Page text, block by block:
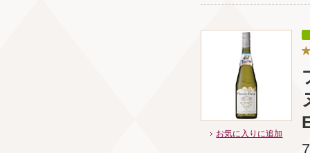
お気に入りに追加